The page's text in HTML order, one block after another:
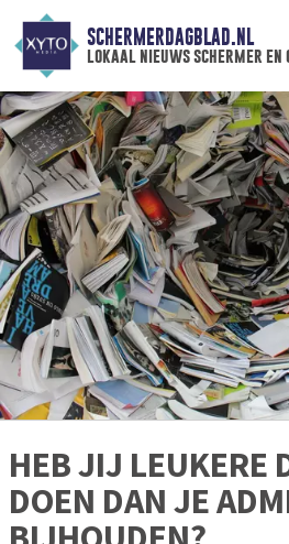
SCHERMERDAGBLAD.NL
lokaal nieuws schermer en
HEB JIJ LEUKERE
DOEN DAN JE